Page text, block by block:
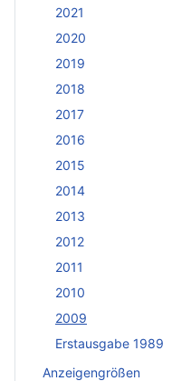
2021
2020
2019
2018
2017
2016
2015
2014
2013
2012
2011
2010
2009
Erstausgabe 1989
Anzeigengrößen